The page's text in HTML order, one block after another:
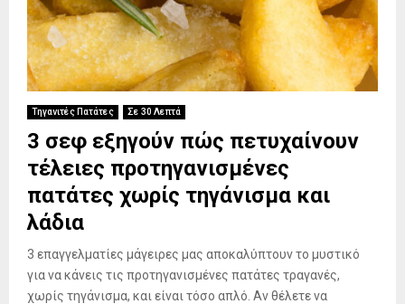
Τηγανιτές Πατάτες Σε 30 Λεπτά
3 σεφ εξηγούν πώς πετυχαίνουν
τέλειες προτηγανισμένες
πατάτες χωρίς τηγάνισμα και
λάδια
3 επαγγελματίες μάγειρες μας αποκαλύπτουν το μυστικό
για να κάνεις τις προτηγανισμένες πατάτες τραγανές,
χωρίς τηγάνισμα, και είναι τόσο απλό. Αν θέλετε να